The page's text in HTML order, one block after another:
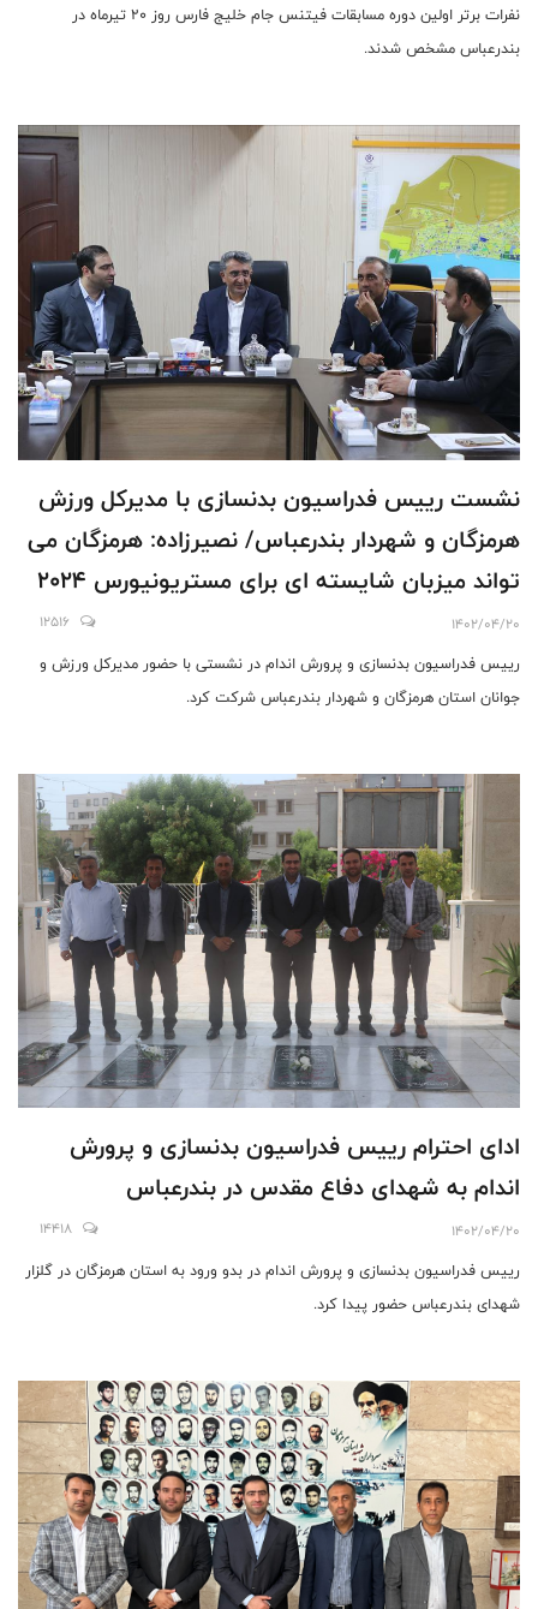
نفرات برتر اولین دوره مسابقات فیتنس جام خلیج فارس روز ٢٠ تيرماه در
بندرعباس مشخص شدند.
نشست رييس فدراسيون بدنسازى با مديركل ورزش
هرمزگان و شهردار بندرعباس/ نصيرزاده: هرمزگان مى
تواند ميزبان شايسته اى براى مستريونيورس ٢٠٢٤
باشد
1402/04/20
12516
رييس فدراسيون بدنسازى و پرورش اندام در نشستى با حضور مديركل ورزش و
جوانان استان هرمزگان و شهردار بندرعباس شركت كرد.
اداى احترام رييس فدراسيون بدنسازى و پرورش
اندام به شهداى دفاع مقدس در بندرعباس
1402/04/20
14418
رييس فدراسيون بدنسازى و پرورش اندام در بدو ورود به استان هرمزگان در گلزار
شهداى بندرعباس حضور پيدا كرد.